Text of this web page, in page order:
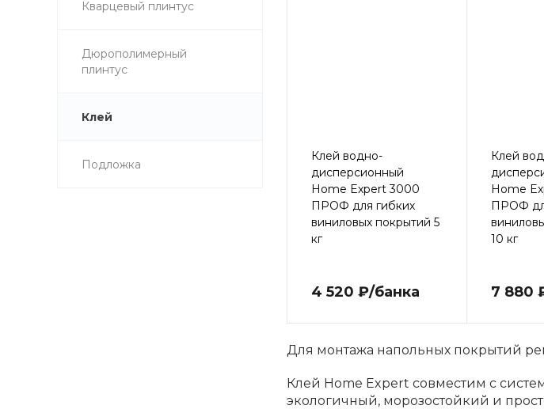
Кварцевый плинтус
Дюрополимерный
плинтус
Клей
Подложка
Клей водно-
дисперсионный
Home Expert 3000
ПРОФ для гибких
виниловых покрытий 5
кг
4 520 ₽/банка
Клей
Home
ПРОФ
10 кг
7 880
Для монтажа напольных покрытий
Клей Home Expert совместим с
экологичный, морозостойкий и